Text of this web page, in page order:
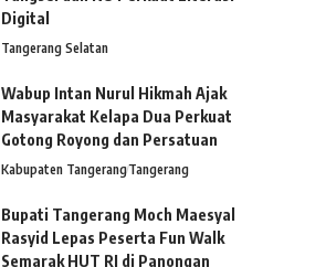
Digital
Tangerang Selatan
Wabup Intan Nurul Hikmah Ajak
Masyarakat Kelapa Dua Perkuat
Gotong Royong dan Persatuan
Kabupaten TangerangTangerang
Bupati Tangerang Moch Maesyal
Rasyid Lepas Peserta Fun Walk
Semarak HUT RI di Panongan